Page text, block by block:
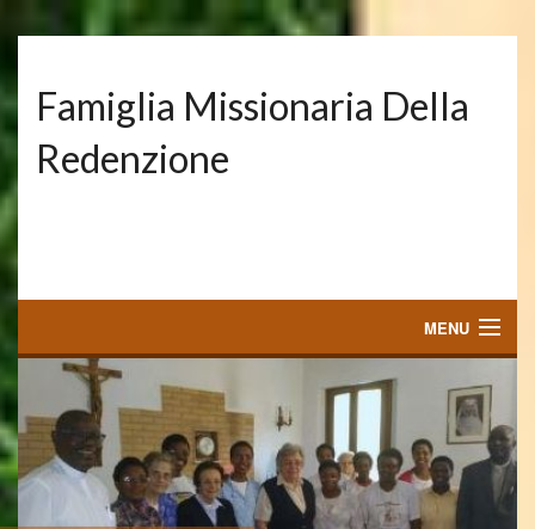
Famiglia Missionaria Della
Redenzione
MENU
FAMIGLIA MISSIONARIA DELLA REDENZIONE
CHI SIAMO
DOVE OPERIAMO